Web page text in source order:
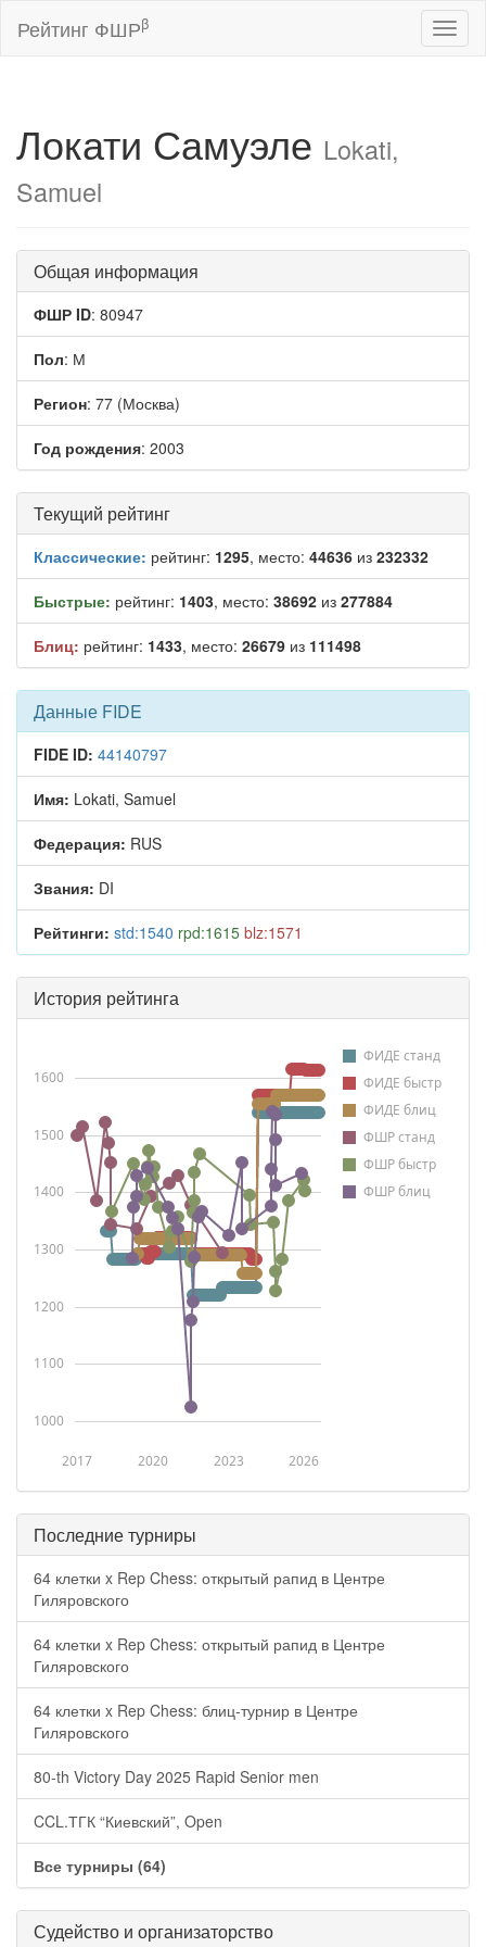
Рейтинг ФШРβ
Локати Самуэле Lokati,
Samuel
Общая информация
ФШР ID: 80947
Пол: М
Регион: 77 (Москва)
Год рождения: 2003
Текущий рейтинг
Классические: рейтинг: 1295, место: 44636 из 232332
Быстрые: рейтинг: 1403, место: 38692 из 277884
Блиц: рейтинг: 1433, место: 26679 из 111498
Данные FIDE
FIDE ID: 44140797
Имя: Lokati, Samuel
Федерация: RUS
Звания: DI
Рейтинги: std:1540 rpd:1615 blz:1571
История рейтинга
ФИДЕ станд
ФИДЕ быстр
ФИДЕ блиц
ФШР станд
ФШР быстр
ФШР блиц
2017 2020 2023 2026
1000
1100
1200
1300
1400
1500
1600
Последние турниры
64 клетки x Rep Chess: открытый рапид в Центре
Гиляровского
64 клетки x Rep Chess: открытый рапид в Центре
Гиляровского
64 клетки x Rep Chess: блиц-турнир в Центре
Гиляровского
80-th Victory Day 2025 Rapid Senior men
CCL.ТГК “Киевский”, Open
Все турниры (64)
Судейство и организаторство